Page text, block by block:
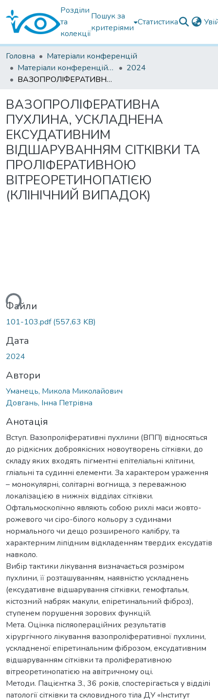
Розділи
та
колекції
Пошук за
критеріями
Статистика
Головна
Матеріали конференцій
Матеріали конференцій інших установ
2024
ВАЗОПРОЛІФЕРАТИВНА ПУХЛИНА, УСКЛАДНЕНА ЕКСУДАТИВНИМ ВІДШАРУВАННЯМ СІТКІВКИ ТА ПРОЛІФЕРАТИВНОЮ ВІТРЕОРЕТИНОПАТІЄЮ (КЛІНІЧНИЙ ВИПАДОК)
ВАЗОПРОЛІФЕРАТИВНА
ПУХЛИНА, УСКЛАДНЕНА
ЕКСУДАТИВНИМ
ВІДШАРУВАННЯМ СІТКІВКИ ТА
ПРОЛІФЕРАТИВНОЮ
ВІТРЕОРЕТИНОПАТІЄЮ
(КЛІНІЧНИЙ ВИПАДОК)
Файли
101-103.pdf(557,63 KB)
Дата
2024
Автори
Уманець, Микола Миколайович
Довгань, Інна Петрівна
Анотація
Вступ. Вазопроліферативні пухлини (ВПП) відносяться
до рідкісних доброякісних новоутворень сітківки, до
складу яких входять пігментні епітеліальні клітини,
гліальні та судинні елементи. За характером ураження
– монокулярні, солітарні вогнища, з переважною
локалізацією в нижніх відділах сітківки.
Офтальмоскопічно являють собою рихлі маси жовто-
рожевого чи сіро-білого кольору з судинами
нормального чи дещо розширеного калібру, та
характерним ліпідним відкладенням твердих ексудатів
навколо.
Вибір тактики лікування визначається розміром
пухлини, її розташуванням, наявністю ускладнень
(ексудативне відшарування сітківки, гемофтальм,
кістозний набряк макули, епіретинальний фіброз),
ступенем порушення зорових функцій.
Мета. Оцінка післяопераційних результатів
хірургічного лікування вазопроліферативної пухлини,
ускладненої епіретинальним фіброзом, ексудативним
відшаруванням сітківки та проліферативною
вітреоретинопатією на авітричному оці.
Методи. Пацієнтка З., 36 років, спостерігається у відділі
патології сітківки та скловидного тіла ДУ «Інститут